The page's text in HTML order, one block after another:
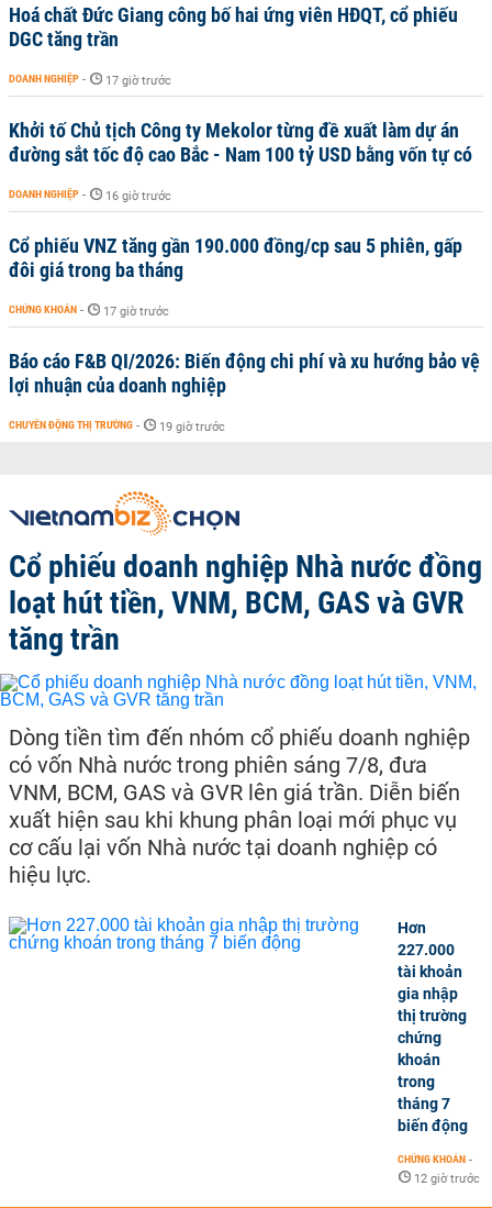
Hoá chất Đức Giang công bố hai ứng viên HĐQT, cổ phiếu
DGC tăng trần
DOANH NGHIỆP - 17 giờ trước
Khởi tố Chủ tịch Công ty Mekolor từng đề xuất làm dự án
đường sắt tốc độ cao Bắc - Nam 100 tỷ USD bằng vốn tự có
DOANH NGHIỆP - 16 giờ trước
Cổ phiếu VNZ tăng gần 190.000 đồng/cp sau 5 phiên, gấp
đôi giá trong ba tháng
CHỨNG KHOÁN - 17 giờ trước
Báo cáo F&B QI/2026: Biến động chi phí và xu hướng bảo vệ
lợi nhuận của doanh nghiệp
CHUYỂN ĐỘNG THỊ TRƯỜNG - 19 giờ trước
Cổ phiếu doanh nghiệp Nhà nước đồng
loạt hút tiền, VNM, BCM, GAS và GVR
tăng trần
Dòng tiền tìm đến nhóm cổ phiếu doanh nghiệp
có vốn Nhà nước trong phiên sáng 7/8, đưa
VNM, BCM, GAS và GVR lên giá trần. Diễn biến
xuất hiện sau khi khung phân loại mới phục vụ
cơ cấu lại vốn Nhà nước tại doanh nghiệp có
hiệu lực.
Hơn
227.000
tài khoản
gia nhập
thị trường
chứng
khoán
trong
tháng 7
biến động
CHỨNG KHOÁN -
12 giờ trước